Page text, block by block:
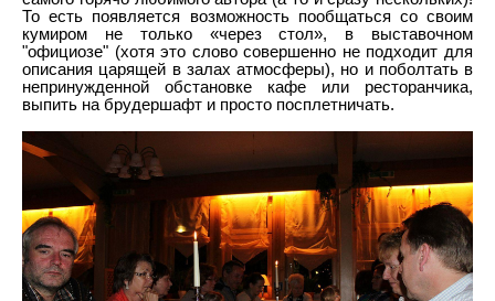
То есть появляется возможность пообщаться со своим
кумиром не только «через стол», в выставочном
"официозе" (хотя это слово совершенно не подходит для
описания царящей в залах атмосферы), но и поболтать в
непринужденной обстановке кафе или ресторанчика,
выпить на брудершафт и просто посплетничать.